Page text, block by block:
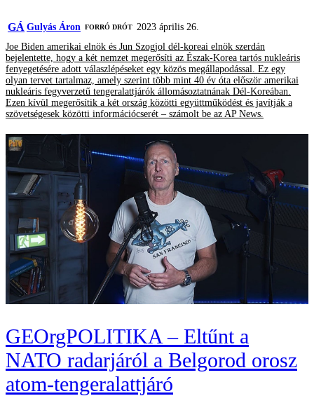
GÁ Gulyás Áron FORRÓ DRÓT 2023 április 26.
Joe Biden amerikai elnök és Jun Szogjol dél-koreai elnök szerdán
bejelentette, hogy a két nemzet megerősíti az Észak-Korea tartós nukleáris
fenyegetésére adott válaszlépéseket egy közös megállapodással. Ez egy
olyan tervet tartalmaz, amely szerint több mint 40 év óta először amerikai
nukleáris fegyverzetű tengeralattjárók állomásoztatnának Dél-Koreában.
Ezen kívül megerősítik a két ország közötti együttműködést és javítják a
szövetségesek közötti információcserét – számolt be az AP News.
GEOrgPOLITIKA – Eltűnt a
NATO radarjáról a Belgorod orosz
atom-tengeralattjáró